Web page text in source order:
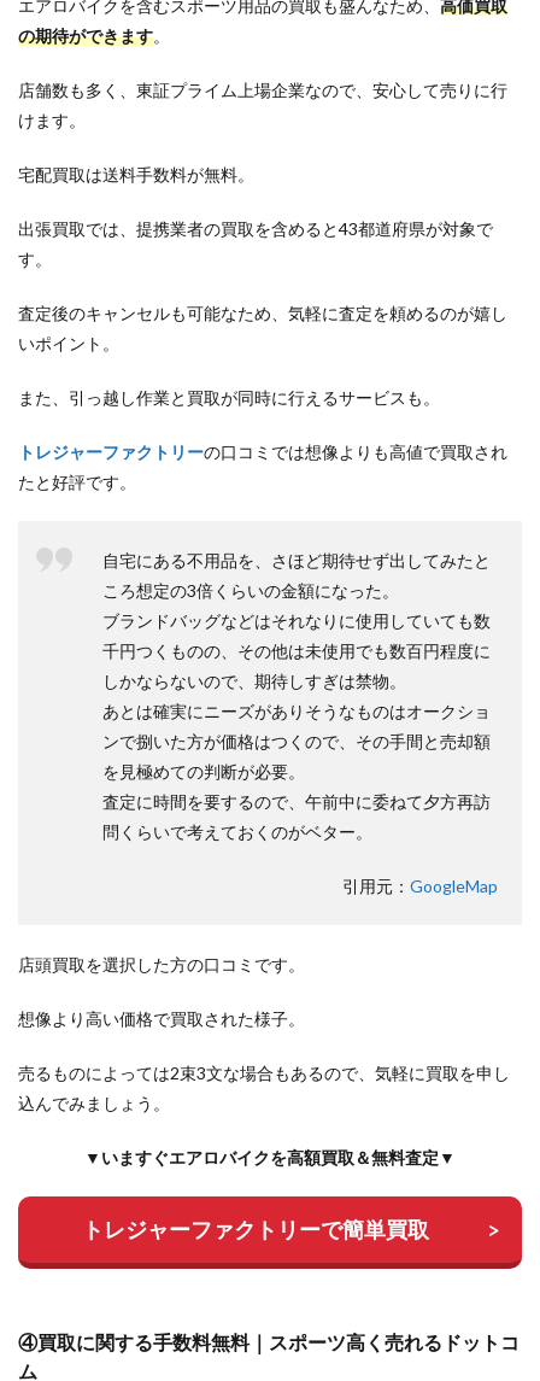
エアロバイクを含むスポーツ用品の買取も盛んなため、 高価買取
の期待ができます。
店舗数も多く、東証プライム上場企業なので、安心して売りに行
けます。
宅配買取は送料手数料が無料。
出張買取では、提携業者の買取を含めると43都道府県が対象で
す。
査定後のキャンセルも可能なため、気軽に査定を頼めるのが嬉し
いポイント。
また、引っ越し作業と買取が同時に行えるサービスも。
トレジャーファクトリーの口コミでは想像よりも高値で買取され
たと好評です。
自宅にある不用品を、さほど期待せず出してみたと
ころ想定の3倍くらいの金額になった。
ブランドバッグなどはそれなりに使用していても数
千円つくものの、その他は未使用でも数百円程度に
しかならないので、期待しすぎは禁物。
あとは確実にニーズがありそうなものはオークショ
ンで捌いた方が価格はつくので、その手間と売却額
を見極めての判断が必要。
査定に時間を要するので、午前中に委ねて夕方再訪
問くらいで考えておくのがベター。
引用元： GoogleMap
店頭買取を選択した方の口コミです。
想像より高い価格で買取された様子。
売るものによっては2束3文な場合もあるので、気軽に買取を申し
込んでみましょう。
▼いますぐエアロバイクを高額買取＆無料査定▼
トレジャーファクトリーで簡単買取
④買取に関する手数料無料｜スポーツ高く売れるドットコ
ム